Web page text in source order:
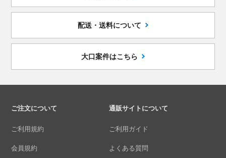
配送・送料について
大口案件はこちら
ご注文について
ご利用規約
会員規約
通販サイトについて
ご利用ガイド
よくある質問